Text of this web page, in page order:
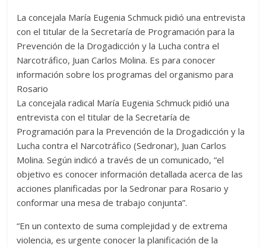
La concejala María Eugenia Schmuck pidió una entrevista
con el titular de la Secretaría de Programación para la
Prevención de la Drogadicción y la Lucha contra el
Narcotráfico, Juan Carlos Molina. Es para conocer
información sobre los programas del organismo para
Rosario
La concejala radical María Eugenia Schmuck pidió una
entrevista con el titular de la Secretaría de
Programación para la Prevención de la Drogadicción y la
Lucha contra el Narcotráfico (Sedronar), Juan Carlos
Molina. Según indicó a través de un comunicado, “el
objetivo es conocer información detallada acerca de las
acciones planificadas por la Sedronar para Rosario y
conformar una mesa de trabajo conjunta”.
“En un contexto de suma complejidad y de extrema
violencia, es urgente conocer la planificación de la